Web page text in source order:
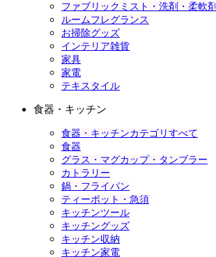
ファブリックミスト・洗剤・柔軟剤
ルームフレグランス
お掃除グッズ
インテリア雑貨
家具
家電
テキスタイル
食器・キッチン
食器・キッチンカテゴリすべて
食器
グラス・マグカップ・タンブラー
カトラリー
鍋・フライパン
ティーポット・急須
キッチンツール
キッチングッズ
キッチン収納
キッチン家電